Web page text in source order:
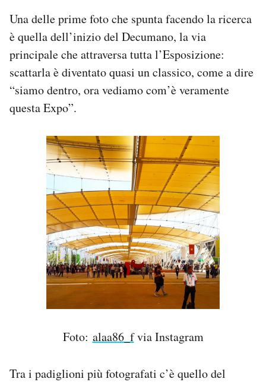
Una delle prime foto che spunta facendo la ricerca
è quella dell’inizio del Decumano, la via
principale che attraversa tutta l’Esposizione:
scattarla è diventato quasi un classico, come a dire
“siamo dentro, ora vediamo com’è veramente
questa Expo”.
Foto: alaa86_fvia Instagram
Tra i padiglioni più fotografati c’è quello del